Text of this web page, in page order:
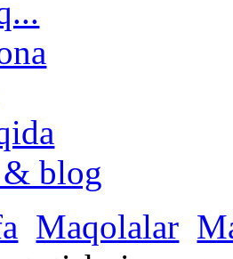
blog
Maqolalar